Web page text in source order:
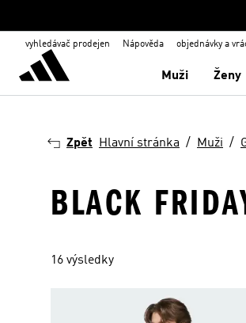
vyhledávač prodejen Nápověda objednávky a
Muži Ženy
Zpět Hlavní stránka Muži
BLACK
16 výsledky